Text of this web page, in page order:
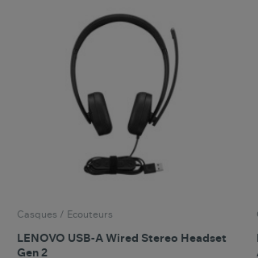
Casques / Ecouteurs
LENOVO USB-A Wired Stereo Headset
Gen 2